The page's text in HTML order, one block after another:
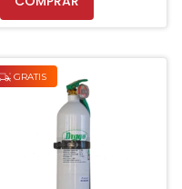
GRATIS